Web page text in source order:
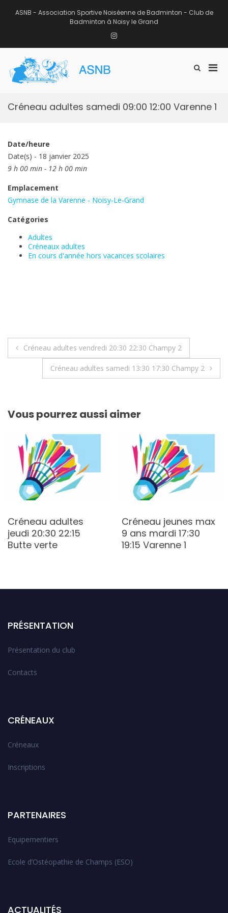
ASNB - Association Sportive Noiséenne de Badminton - Club de
Badminton à Noisy le Grand
Instagram
Afficher
recherche
Créneau adultes samedi 09:00 12:00 Varenne 1
Date/heure
Date(s) - 18 janvier 2025
9 h 00 min - 12 h 00 min
Emplacement
Gymnase de la Varenne - Noisy-Le-Grand
Catégories
Adultes
Créneaux adultes
En cours d'année hors vacances scolaires
Navigation
Créneau adultes vendredi 20:30 22:30 Champy 2
Créneau adultes samedi 13:30 17:30 Champy 2
Vous pourrez aussi aimer
Créneau adultes
jeudi 20:30 22:15
Butte verte
Créneau jeunes max
9 ans mardi 17:30
19:15 Varenne 1
PRÉSENTATION
Présentation du club
Contacts
CRÉNEAUX
Créneaux
Inscriptions
PARTENAIRES
Equipementiers
Ecole d’Ostéopathie de Champs (ESO)
ACTUALITÉS